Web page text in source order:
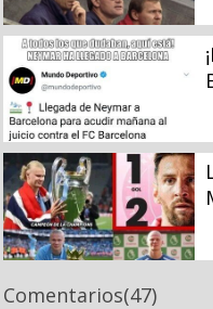
Comentarios(47)